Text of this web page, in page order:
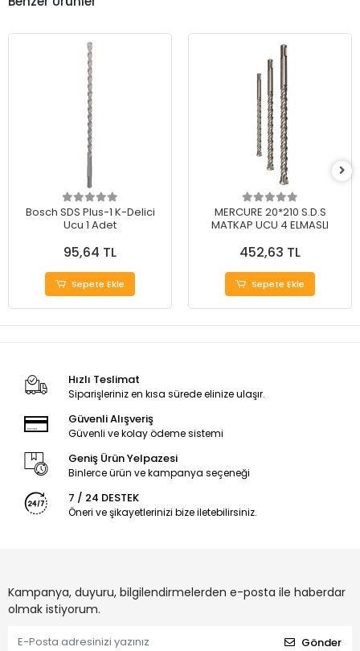
Bosch SDS Plus-1 K-Delici
Ucu 1 Adet
95,64 TL
Sepete Ekle
MERCURE 20*210 S.D.S
MATKAP UCU 4 ELMASLI
452,63 TL
Sepete Ekle
Hızlı Teslimat
Siparişleriniz en kısa sürede elinize ulaşır.
Güvenli Alışveriş
Güvenli ve kolay ödeme sistemi
Geniş Ürün Yelpazesi
Binlerce ürün ve kampanya seçeneği
7 / 24 DESTEK
Öneri ve şikayetlerinizi bize iletebilirsiniz.
Kampanya, duyuru, bilgilendirmelerden e-posta ile haberdar
olmak istiyorum.
Gönder